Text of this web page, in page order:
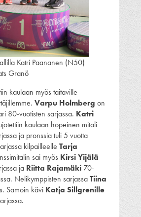
Katri Paananen (N50)
Granö
kaulaan myös taitaville
Varpu Holmberg on
80-vuotisten sarjassa. Katri
kaulaan hopeinen mitali
ja pronssia tuli 5 vuotta
kilpailleelle Tarja
sai myös Kirsi Yijälä
ja Riitta Rajamäki 70-
Nelikymppisten sarjassaTiina
Samoin kävi Katja Sillgrenille